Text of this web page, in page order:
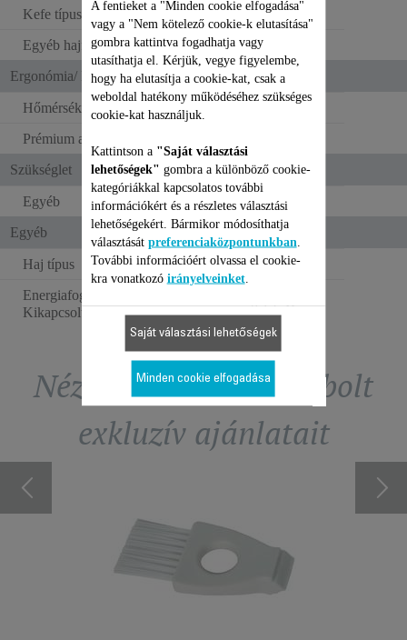
Kefe típusok
Természetes
Egyéb hajformázó
Egyéb
Ergonómia/ Kényelem a használatban
Hőmérsékletjelző
Prémium ajándékdoboz
Szükséglet
Egyéb
Egyéb
Haj típus
Száraz haj
Energiafogyasztás -
Kikapcsolt állapot (W)
0.13 W
Nézze meg a tartozékbolt
exkluzív ajánlatait
A fentieket a "Minden cookie elfogadása"
vagy a "Nem kötelező cookie-k elutasítása"
gombra kattintva fogadhatja vagy
utasíthatja el. Kérjük, vegye figyelembe,
hogy ha elutasítja a cookie-kat, csak a
weboldal hatékony működéséhez szükséges
cookie-kat használjuk.
Kattintson a "Saját választási
lehetőségek" gombra a különböző cookie-
kategóriákkal kapcsolatos további
információkért és a részletes választási
lehetőségekért. Bármikor módosíthatja
választását preferenciaközpontunkban
További információért olvassa el cookie-
kra vonatkozó irányelveinket.
Saját választási lehetőségek
Minden cookie elfogadása